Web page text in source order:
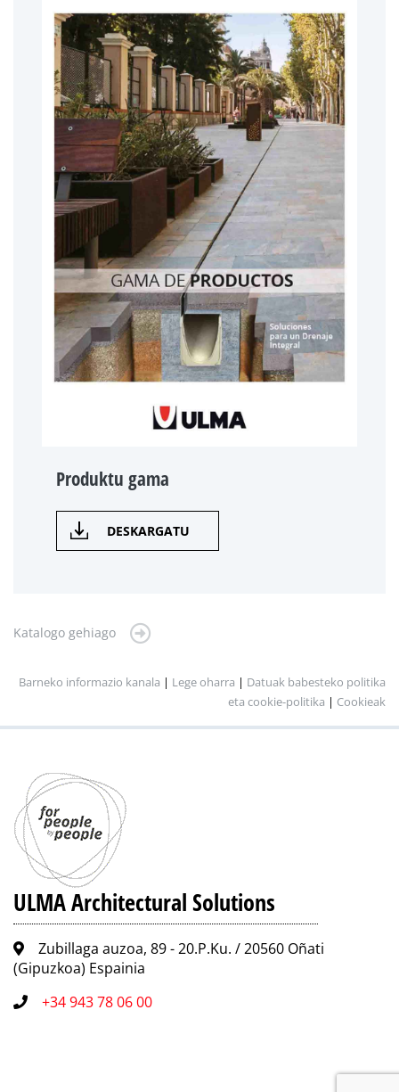
Produktu gama
DESKARGATU
Katalogo gehiago
Barneko informazio kanala | Lege oharra | Datuak babesteko politika
eta cookie-politika | Cookieak
ULMA Architectural Solutions
Zubillaga auzoa, 89 - 20.P.Ku. / 20560 Oñati
(Gipuzkoa) Espainia
+34 943 78 06 00